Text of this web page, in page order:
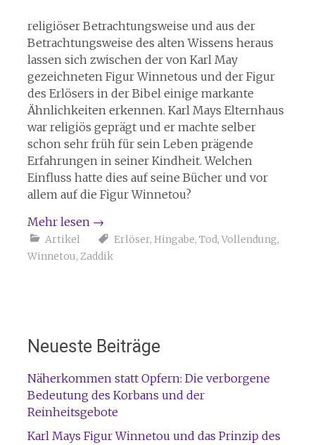
religiöser Betrachtungsweise und aus der
Betrachtungsweise des alten Wissens heraus
lassen sich zwischen der von Karl May
gezeichneten Figur Winnetous und der Figur
des Erlösers in der Bibel einige markante
Ähnlichkeiten erkennen. Karl Mays Elternhaus
war religiös geprägt und er machte selber
schon sehr früh für sein Leben prägende
Erfahrungen in seiner Kindheit. Welchen
Einfluss hatte dies auf seine Bücher und vor
allem auf die Figur Winnetou?
Mehr lesen →
Artikel Erlöser, Hingabe, Tod, Vollendung,
Winnetou, Zaddik
Neueste Beiträge
Näherkommen statt Opfern: Die verborgene
Bedeutung des Korbans und der
Reinheitsgebote
Karl Mays Figur Winnetou und das Prinzip des